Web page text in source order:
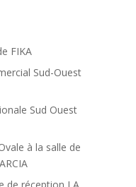
FIKA
Sud-Ouest
Sud Ouest
à la salle de